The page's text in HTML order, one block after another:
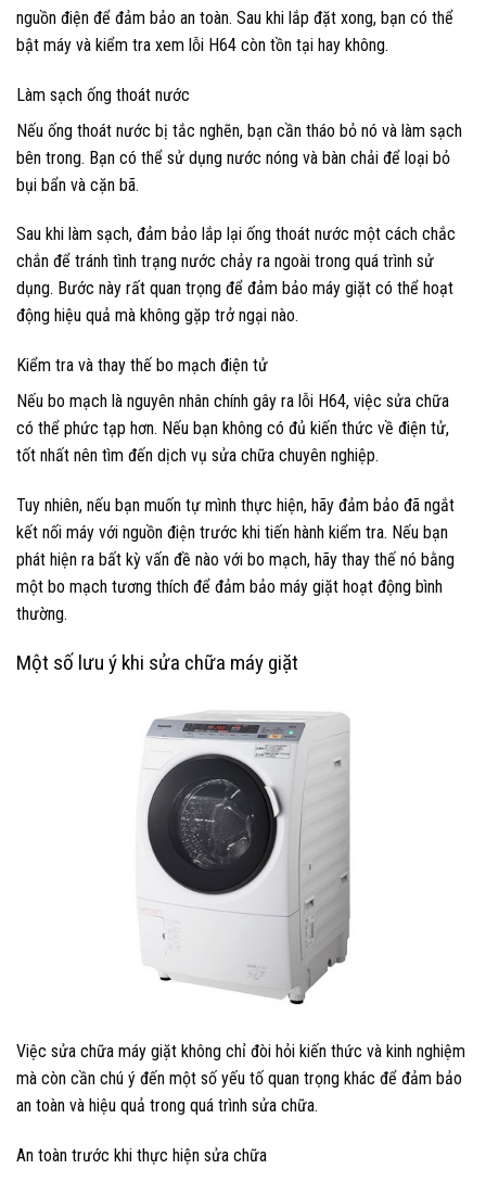
nguồn điện để đảm bảo an toàn. Sau khi lắp đặt xong, bạn có thể
bật máy và kiểm tra xem lỗi H64 còn tồn tại hay không.
Làm sạch ống thoát nước
Nếu ống thoát nước bị tắc nghẽn, bạn cần tháo bỏ nó và làm sạch
bên trong. Bạn có thể sử dụng nước nóng và bàn chải để loại bỏ
bụi bẩn và cặn bã.
Sau khi làm sạch, đảm bảo lắp lại ống thoát nước một cách chắc
chắn để tránh tình trạng nước chảy ra ngoài trong quá trình sử
dụng. Bước này rất quan trọng để đảm bảo máy giặt có thể hoạt
động hiệu quả mà không gặp trở ngại nào.
Kiểm tra và thay thế bo mạch điện tử
Nếu bo mạch là nguyên nhân chính gây ra lỗi H64, việc sửa chữa
có thể phức tạp hơn. Nếu bạn không có đủ kiến thức về điện tử,
tốt nhất nên tìm đến dịch vụ sửa chữa chuyên nghiệp.
Tuy nhiên, nếu bạn muốn tự mình thực hiện, hãy đảm bảo đã ngắt
kết nối máy với nguồn điện trước khi tiến hành kiểm tra. Nếu bạn
phát hiện ra bất kỳ vấn đề nào với bo mạch, hãy thay thế nó bằng
một bo mạch tương thích để đảm bảo máy giặt hoạt động bình
thường.
Một số lưu ý khi sửa chữa máy giặt
Việc sửa chữa máy giặt không chỉ đòi hỏi kiến thức và kinh nghiệm
mà còn cần chú ý đến một số yếu tố quan trọng khác để đảm bảo
an toàn và hiệu quả trong quá trình sửa chữa.
An toàn trước khi thực hiện sửa chữa